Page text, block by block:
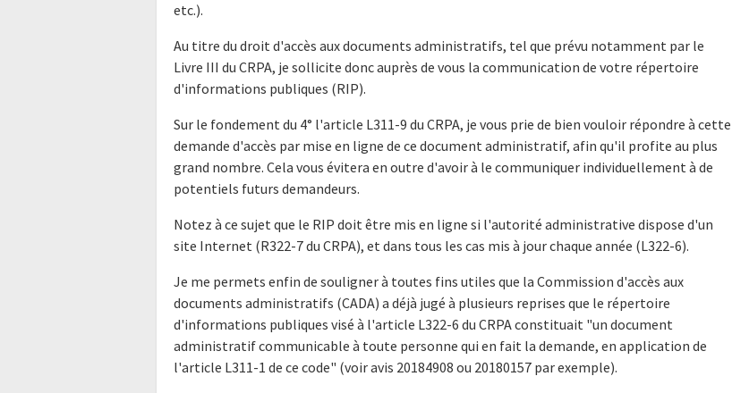
etc.).
Au titre du droit d'accès aux documents administratifs, tel que prévu notamment par le
Livre III du CRPA, je sollicite donc auprès de vous la communication de votre répertoire
d'informations publiques (RIP).
Sur le fondement du 4° l'article L311-9 du CRPA, je vous prie de bien vouloir répondre à cette
demande d'accès par mise en ligne de ce document administratif, afin qu'il profite au plus
grand nombre. Cela vous évitera en outre d'avoir à le communiquer individuellement à de
potentiels futurs demandeurs.
Notez à ce sujet que le RIP doit être mis en ligne si l'autorité administrative dispose d'un
site Internet (R322-7 du CRPA), et dans tous les cas mis à jour chaque année (L322-6).
Je me permets enfin de souligner à toutes fins utiles que la Commission d'accès aux
documents administratifs (CADA) a déjà jugé à plusieurs reprises que le répertoire
d'informations publiques visé à l'article L322-6 du CRPA constituait "un document
administratif communicable à toute personne qui en fait la demande, en application de
l'article L311-1 de ce code" (voir avis 20184908 ou 20180157 par exemple).